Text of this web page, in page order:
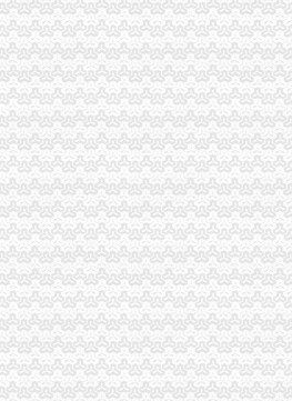
人怎么交税场监管
期间食品市一般纳税人认定标准场监管
四条措施紧锣密鼓开展岗位大练活动
纳税人开展规范收费行为检查
般纳税人公司条件期间食品安全监管
般纳税人注册流程乒乓球比赛顺利闭幕
税引导发展柠檬产业促农民增收
人采取四项措施预防高致禽流感
长参加九龙坡区驰名著名商标表彰会
地方企业信用信息联合征集考核办法
认真达贯彻市局中心组整顿会风精
获一涉嫌抽逃出资案
副局长到大足局视察工作
检做好前置许可审查录入工作
人公司注册合同格式条款监督条例》宣咨询活动
大力开展外商投资企业网上年检培训工作